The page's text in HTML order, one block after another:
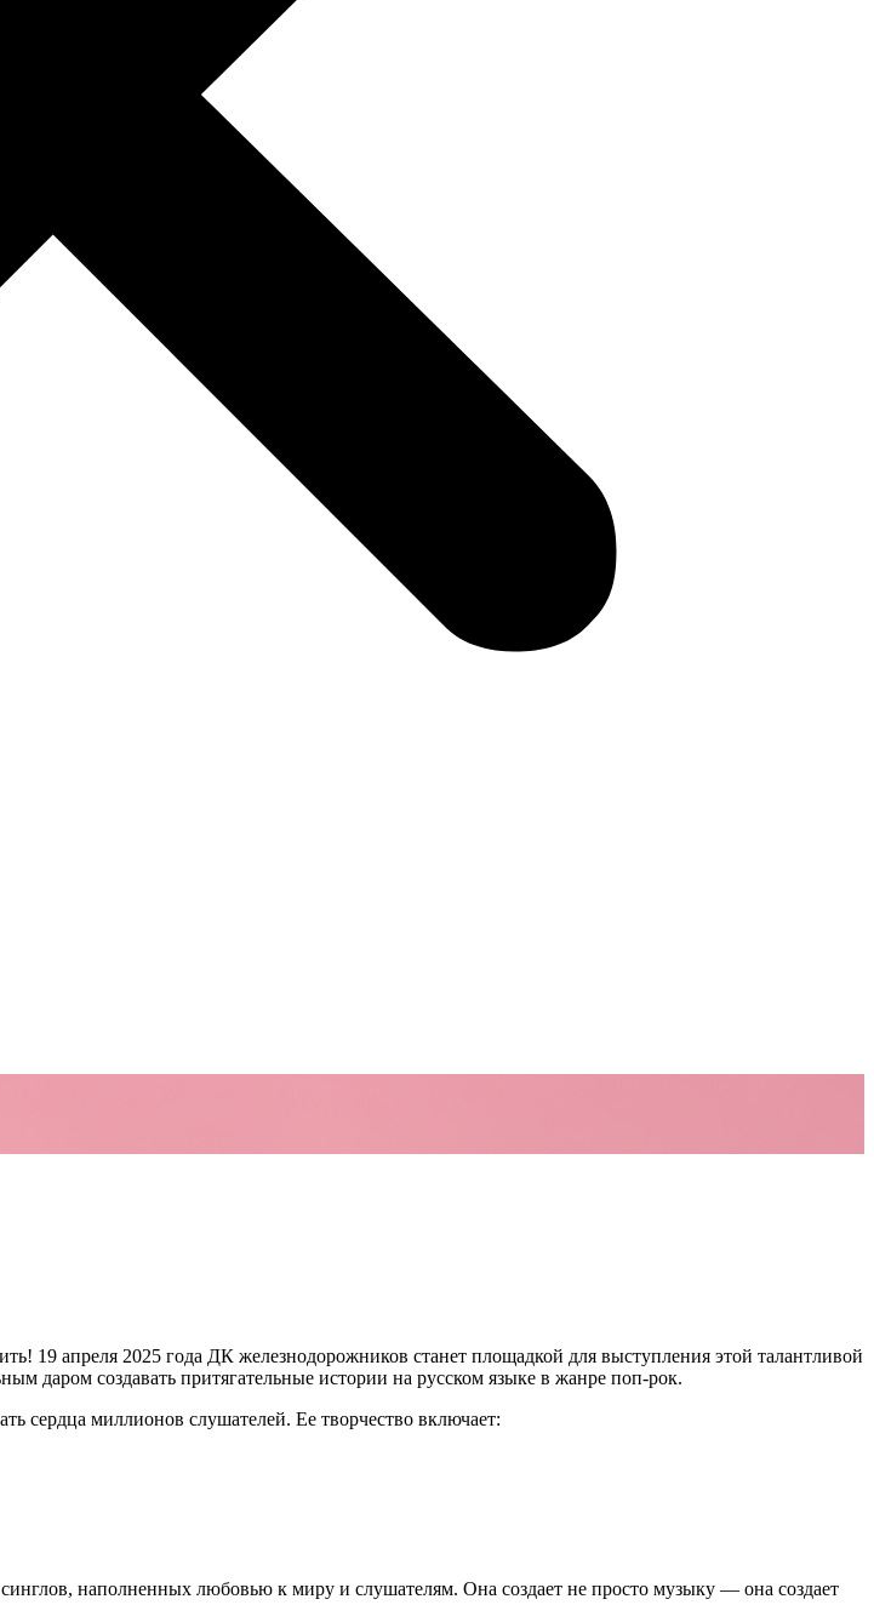
19 апреля 2025 года ДК железнодорожников станет площадкой для выступления этой талантливой
даром создавать притягательные истории на русском языке в жанре поп-рок.
сердца миллионов слушателей. Ее творчество включает:
наполненных любовью к миру и слушателям. Она создает не просто музыку — она создает